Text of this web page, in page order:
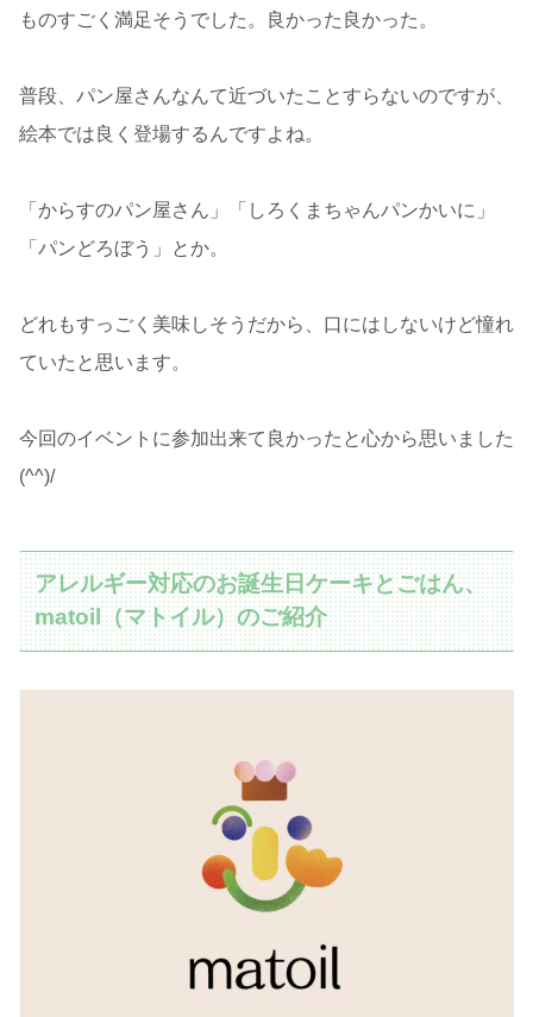
ものすごく満足そうでした。良かった良かった。
普段、パン屋さんなんて近づいたことすらないのですが、
絵本では良く登場するんですよね。
「からすのパン屋さん」「しろくまちゃんパンかいに」
「パンどろぼう」とか。
どれもすっごく美味しそうだから、口にはしないけど憧れ
ていたと思います。
今回のイベントに参加出来て良かったと心から思いました
(^^)/
アレルギー対応のお誕生日ケーキとごはん、
matoil（マトイル）のご紹介